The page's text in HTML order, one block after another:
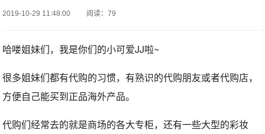
2019-10-29 11:48:00 阅读：79
哈喽姐妹们，我是你们的小可爱JJ啦~
很多姐妹们都有代购的习惯，有熟识的代购朋友或者代购店，
方便自己能买到正品海外产品。
代购们经常去的就是商场的各大专柜，还有一些大型的彩妆